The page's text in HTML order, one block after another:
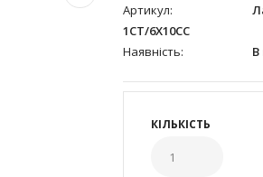
Артикул:
1CT/6X10CC
Наявність:
В
КІЛЬКІСТЬ